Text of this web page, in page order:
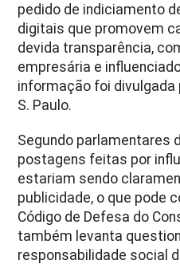
pedido de indiciamento
digitais que promovem
devida transparência,
empresária e
informação foi divulgada
S. Paulo.
Segundo parlamentares
postagens feitas por
estariam sendo
publicidade, o que pode
Código de Defesa do
também levanta
responsabilidade social